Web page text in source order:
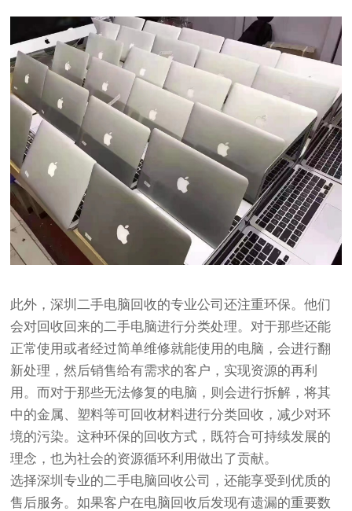
此外，深圳二手电脑回收的专业公司还注重环保。他们
会对回收回来的二手电脑进行分类处理。对于那些还能
正常使用或者经过简单维修就能使用的电脑，会进行翻
新处理，然后销售给有需求的客户，实现资源的再利
用。而对于那些无法修复的电脑，则会进行拆解，将其
中的金属、塑料等可回收材料进行分类回收，减少对环
境的污染。这种环保的回收方式，既符合可持续发展的
理念，也为社会的资源循环利用做出了贡献。
选择深圳专业的二手电脑回收公司，还能享受到优质的
售后服务。如果客户在电脑回收后发现有遗漏的重要数